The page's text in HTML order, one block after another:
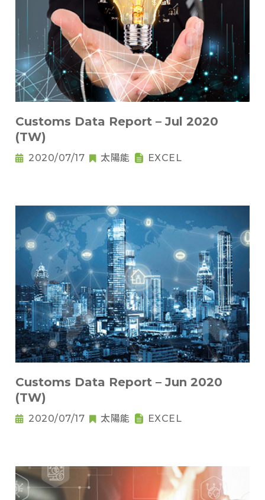
Customs Data Report – Jul 2020
(TW)
2020/07/17 太陽能 EXCEL
Customs Data Report – Jun 2020
(TW)
2020/07/17 太陽能 EXCEL